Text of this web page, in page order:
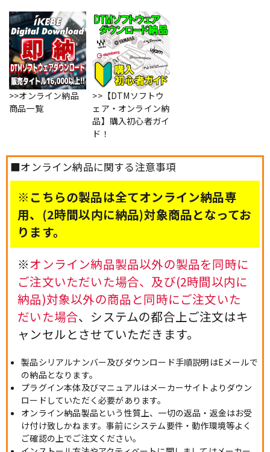
>>オンライン納品
商品一覧
>>【DTMソフトウ
ェア・オンライン納
品】購入初心者ガイ
ド！
■オンライン納品に関する注意事項
※こちらの製品は全てオンライン納品専
用、(2時間以内に納品)対象商品となってお
ります。
※オンライン納品製品以外の製品を同時に
ご注文いただいた場合、及び(2時間以内に
納品)対象以外の商品と同時にご注文いた
だいた場合、システムの都合上ご注文はキ
ャンセルとさせていただきます。
製品シリアルナンバー及びダウンロード手順説明はEメールで
の納品となります。
プラグイン本体及びマニュアルはメーカーサイトよりダウン
ロードしていただく必要があります。
オンライン納品製品という性質上、一切の返品・返金はお受
け付け致しかねます。事前にシステム要件・動作環境等よく
ご確認の上でご注文ください。